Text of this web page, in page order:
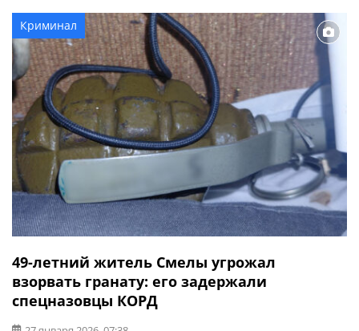
Стоимость такой «услуги» составляла 5000 долларов с
человека. Следователи полиции совместно с
сотрудниками СБУ и при процессуальном руководстве
Черкасской […]
Криминал
49-летний житель Смелы угрожал
взорвать гранату: его задержали
спецназовцы КОРД